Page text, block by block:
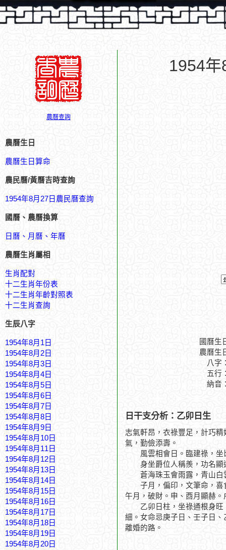
農曆查詢
農曆生日
農曆生日算命
農民曆/黃曆吉時查詢
1954年8月27日農民曆查詢
國曆、農曆換算
日曆、月曆、年曆
農曆生肖屬相
生肖配對
十二生肖年份表
十二生肖年齡對照表
十二生肖查詢
生辰八字
1954年8月1日
1954年8月2日
1954年8月3日
1954年8月4日
1954年8月5日
1954年8月6日
1954年8月7日
1954年8月8日
1954年8月9日
1954年8月10日
1954年8月11日
1954年8月12日
1954年8月13日
1954年8月14日
1954年8月15日
1954年8月16日
1954年8月17日
1954年8月18日
1954年8月19日
1954年8月20日
1954
國曆生
農曆生
八字
五行
納音
日干支分析：乙卯日生
志氣軒昂，衣祿豐足，計巧
氣，勤儉添壽。
風雲相會日。臨建祿，坐
身坐爵位人稱羨，功名顯
蒼海珠玉會雨露，青山白
子月，偏印，文筆命，喜
午月，破財。申、酉月顯赫
乙卯日柱，坐祿通根身旺
細。女命忌庚子日、壬子日
離婚的路。